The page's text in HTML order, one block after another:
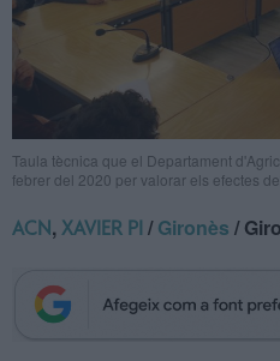
Taula tècnica que el Departament
febrer del 2020 per valorar els efectes
ACN, XAVIER PI /Gironès /